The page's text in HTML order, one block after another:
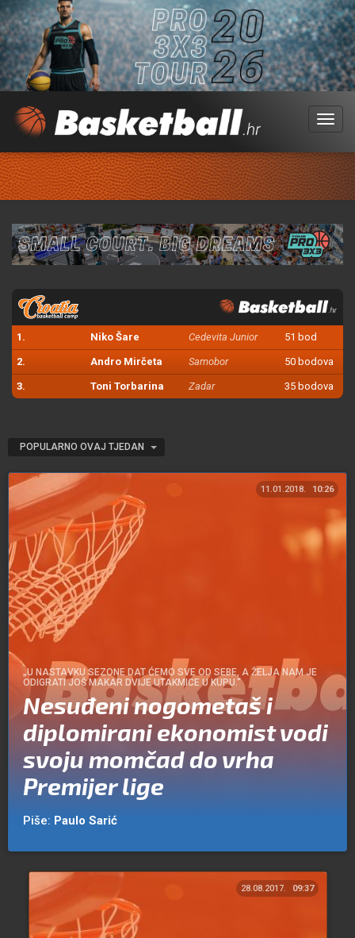
Menu
1. Niko Šare Cedevita Junior 51 bod
2. Andro Mirčeta Samobor 50 bodova
3. Toni Torbarina Zadar 35 bodova
POPULARNO OVAJ TJEDAN
11.01.2018. 10:26
„U NASTAVKU SEZONE DAT ĆEMO SVE OD SEBE, A ŽELJA NAM JE
ODIGRATI JOŠ MAKAR DVIJE UTAKMICE U KUPU.“
Nesuđeni nogometaš i
diplomirani ekonomist vodi
svoju momčad do vrha
Premijer lige
Piše: Paulo Sarić
28.08.2017. 09:37